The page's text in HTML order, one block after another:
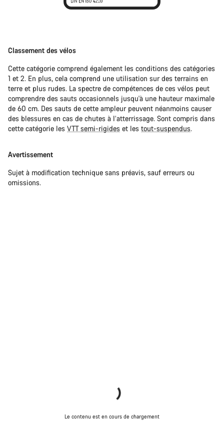
Classement des vélos
Cette catégorie comprend également les conditions des catégories
1 et 2. En plus, cela comprend une utilisation sur des terrains en
terre et plus rudes. La spectre de compétences de ces vélos peut
comprendre des sauts occasionnels jusqu'à une hauteur maximale
de 60 cm. Des sauts de cette ampleur peuvent néanmoins causer
des blessures en cas de chutes à l’atterrissage. Sont compris dans
cette catégorie les VTT semi-rigides et les tout-suspendus.
Avertissement
Sujet à modification technique sans préavis, sauf erreurs ou
omissions.
Le contenu est en cours de chargement